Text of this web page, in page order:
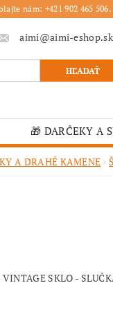
nám: +421 902 465
aimi@aimi-eshop.sk
🎁 DARČEKY A
🏫
A DRAHÉ KAMENE
SKLO -